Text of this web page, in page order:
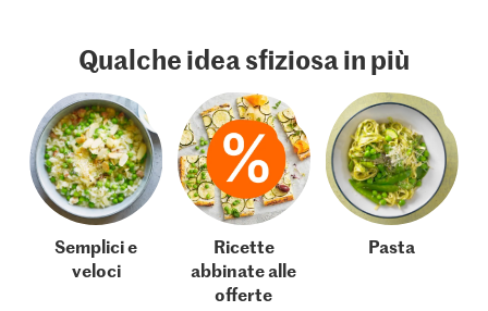
Qualche idea sfiziosa in più
Semplici e
veloci
Ricette
abbinate alle
offerte
Pasta